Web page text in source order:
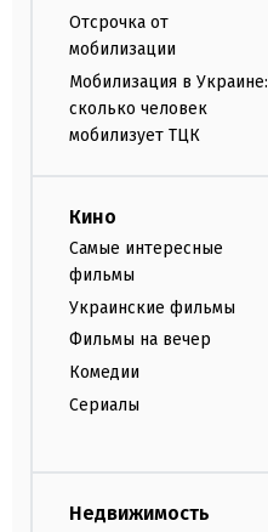
Отсрочка от
мобилизации
Мобилизация в Украине:
сколько человек
мобилизует ТЦК
Кино
Самые интересные
фильмы
Украинские фильмы
Фильмы на вечер
Комедии
Сериалы
Недвижимость